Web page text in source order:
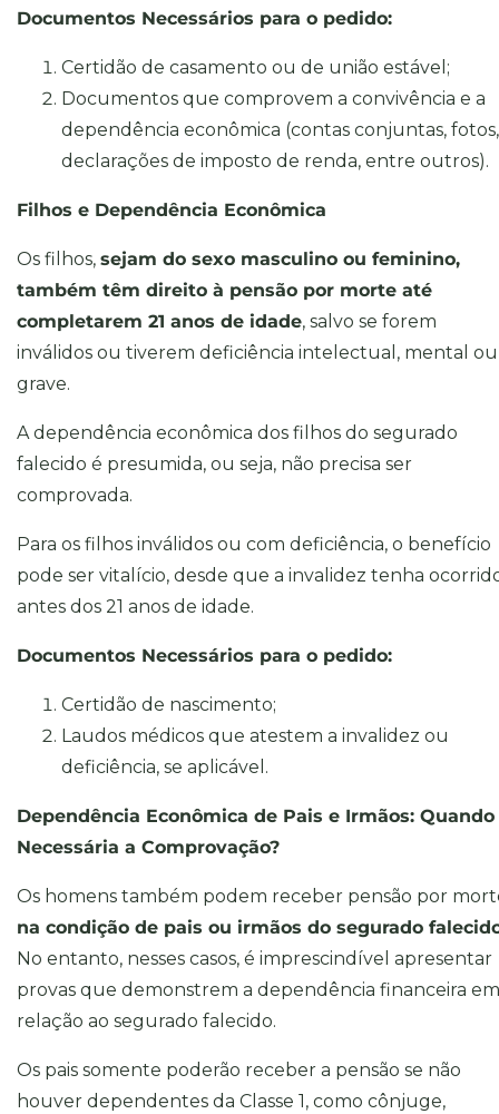
Documentos Necessários para o pedido:
Certidão de casamento ou de união estável;
Documentos que comprovem a convivência e a
dependência econômica (contas conjuntas, fotos,
declarações de imposto de renda, entre outros).
Filhos e Dependência Econômica
Os filhos, sejam do sexo masculino ou feminino,
também têm direito à pensão por morte até
completarem 21 anos de idade, salvo se forem
inválidos ou tiverem deficiência intelectual, mental ou
grave.
A dependência econômica dos filhos do segurado
falecido é presumida, ou seja, não precisa ser
comprovada.
Para os filhos inválidos ou com deficiência, o benefício
pode ser vitalício, desde que a invalidez tenha
antes dos 21 anos de idade.
Documentos Necessários para o pedido:
Certidão de nascimento;
Laudos médicos que atestem a invalidez ou
deficiência, se aplicável.
Dependência Econômica de Pais e Irmãos: Quando
Necessária a Comprovação?
Os homens também podem receber pensão por
na condição de pais ou irmãos do segurado
No entanto, nesses casos, é imprescindível apresentar
provas que demonstrem a dependência financeira em
relação ao segurado falecido.
Os pais somente poderão receber a pensão se não
houver dependentes da Classe 1, como cônjuge,